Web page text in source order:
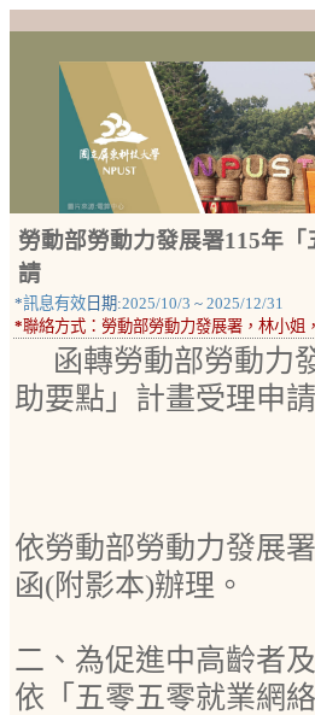
勞動部勞動力發展署115年
請
*訊息有效 日期:2025/10/3 ~ 2025/12/31
*聯絡方式： 勞動部勞動力發展署，林小姐
函轉勞動部勞動力
助要點」計畫受理申
依勞動部勞動力發展
函(附影本)辦理。
二、為促進中高齡者
依「五零五零就業網